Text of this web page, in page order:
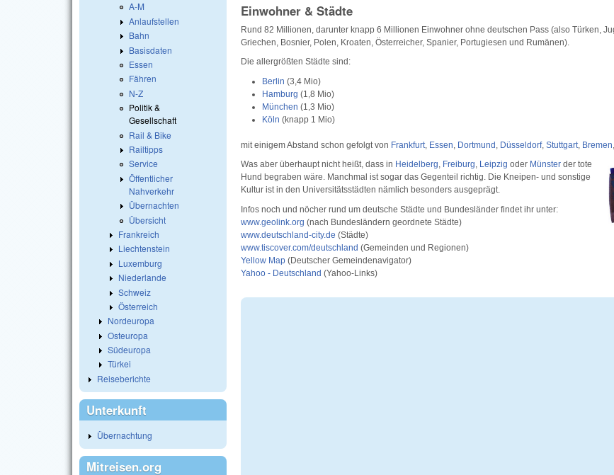
Einwohner & Städte
Rund 82 Millionen, darunter knapp 6 Millionen Einwohner ohne deutschen Pass (also Türken,
Griechen, Bosnier, Polen, Kroaten, Österreicher, Spanier, Portugiesen und Rumänen).
Die allergrößten Städte sind:
Berlin (3,4 Mio)
Hamburg (1,8 Mio)
München (1,3 Mio)
Köln (knapp 1 Mio)
mit einigem Abstand schon gefolgt von Frankfurt Essen Dortmund Düsseldorf, Stuttgart Bremen
Was aber überhaupt nicht heißt, dass in Heidelberg, Freiburg, Leipzig oder Münster der tote
Hund begraben wäre. Manchmal ist sogar das Gegenteil richtig. Die Kneipen- und sonstige
Kultur ist in den Universitätsstädten nämlich besonders ausgeprägt.
Infos noch und nöcher rund um deutsche Städte und Bundesländer findet ihr unter:
www.geolink.org (nach Bundesländern geordnete Städte)
www.deutschland-city.de (Städte)
www.tiscover.com/deutschland (Gemeinden und Regionen)
Yellow Map (Deutscher Gemeindenavigator)
Yahoo - Deutschland (Yahoo-Links)
A-M
Anlaufstellen
Bahn
Basisdaten
Essen
Fähren
N-Z
Politik &
Gesellschaft
Rail & Bike
Railtipps
Service
Öffentlicher
Nahverkehr
Übernachten
Übersicht
Frankreich
Liechtenstein
Luxemburg
Niederlande
Schweiz
Österreich
Nordeuropa
Osteuropa
Südeuropa
Türkei
Reiseberichte
Unterkunft
Übernachtung
Mitreisen.org